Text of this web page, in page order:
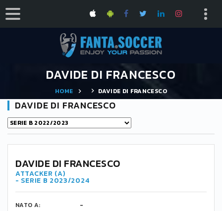
DAVIDE DI FRANCESCO
HOME DAVIDE DI FRANCESCO
DAVIDE DI FRANCESCO
DAVIDE DI FRANCESCO
ATTACKER (A)
- SERIE B 2023/2024
NATO A:
-